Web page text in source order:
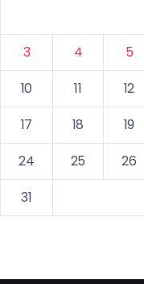
3
4 5
10
11 12
17
18 19
24
25 26
31